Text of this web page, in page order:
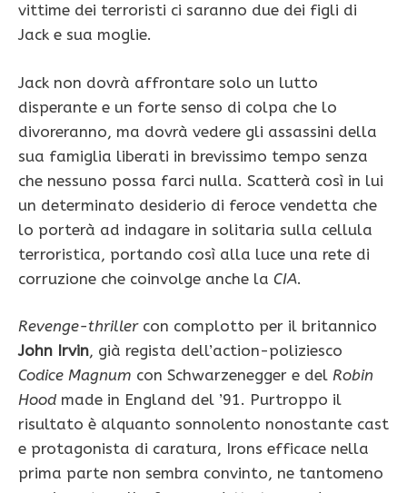
vittime dei terroristi ci saranno due dei figli di
Jack e sua moglie.
Jack non dovrà affrontare solo un lutto
disperante e un forte senso di colpa che lo
divoreranno, ma dovrà vedere gli assassini della
sua famiglia liberati in brevissimo tempo senza
che nessuno possa farci nulla. Scatterà così in lui
un determinato desiderio di feroce vendetta che
lo porterà ad indagare in solitaria sulla cellula
terroristica, portando così alla luce una rete di
corruzione che coinvolge anche la CIA.
Revenge-thrillercon complotto per il britannico
John Irvin, già regista dell’action-poliziesco
Codice Magnum con Schwarzenegger e del Robin
Hood made in England del ’91. Purtroppo il
risultato è alquanto sonnolento nonostante cast
e protagonista di caratura, Irons efficace nella
prima parte non sembra convinto, ne tantomeno